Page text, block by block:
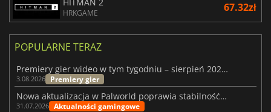
HRKGAME 67.32zł
POPULARNE TERAZ
Premiery gier wideo w tym tygodniu – sierpień 2026 r. (32. tydzień)
3.08.2026 Premiery gier
Nowa aktualizacja w Palworld poprawia stabilność Sunreach i walk z bossami
31.07.2026 Aktualności gamingowe